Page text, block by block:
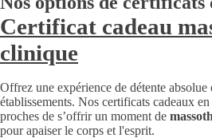
Certificat cadeau
clinique
Offrez une expérience de détente absolue
établissements. Nos certificats cadeaux
proches de s’offrir un moment de
pour apaiser le corps et l'esprit.